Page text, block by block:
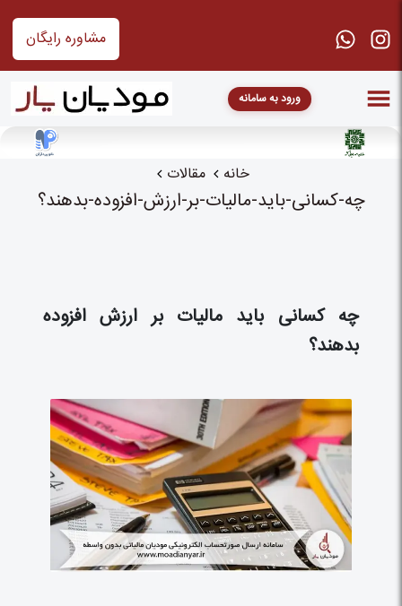
مشاوره رایگان
ورود به سامانه
خانه مقالات
چه-کسانی-باید-مالیات-بر-ارزش-افزوده-بدهند؟
چه کسانی باید مالیات بر ارزش افزوده
بدهند؟